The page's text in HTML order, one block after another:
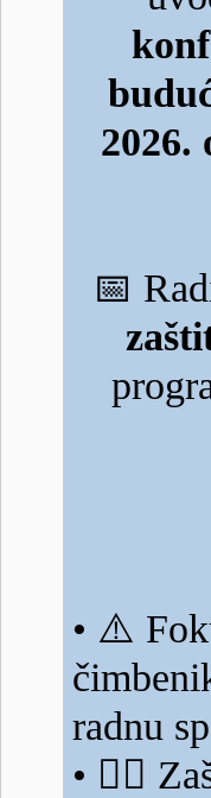
2026.
📅
• ⚠️
radnu
• 👷‍♂️